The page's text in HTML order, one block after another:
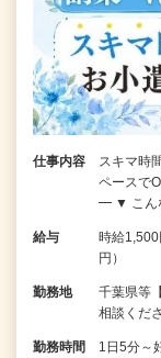
仕事内容
スキマ時
ペース
━ ▼ こ
給与
時給
円）
勤務地
千葉県等
相談くだ
勤務時間 1日5分～